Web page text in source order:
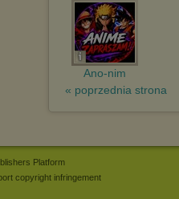
Ano-nim
« poprzednia strona
Platform
copyright infringement